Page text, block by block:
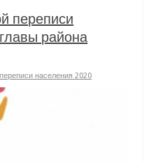
переписи
района
населения 2020